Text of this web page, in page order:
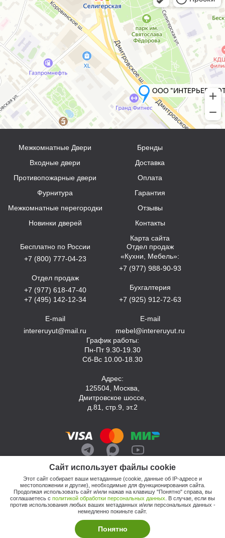
Сайт использует файлы cookie
Этот сайт собирает ваши метаданные (cookie, данные об IP-адресе и
местоположении и другие), необходимые для функционирования сайта.
Продолжая использовать сайт и/или нажав на клавишу "Понятно" справа, вы
соглашаетесь с политикой обработки персональных данных . В случае, если вы
против использования любых ваших метаданных и/или персональных данных -
немедленно покиньте сайт.
Понятно
Межкомнатные Двери
Входные двери
Противопожарные двери
Фурнитура
Межкомнатные перегородки
Новинки дверей
Бренды
Доставка
Оплата
Гарантия
Отзывы
Контакты
Карта сайта
Бесплатно по России
+7 (800) 777-04-23
Отдел продаж
+7 (977) 618-47-40
+7 (495) 142-12-34
E-mail
intereruyut@mail.ru
Отдел продаж
«Кухни, Мебель»:
+7 (977) 988-90-93
Бухгалтерия
+7 (925) 912-72-63
E-mail
mebel@intereruyut.ru
График работы:
Пн-Пт 9.30-19.30
Сб-Вс 10.00-18.30
Адрес:
125504, Москва,
Дмитровское шоссе,
д.81, стр.9, эт.2
© 2026, Компания «Интерьер Уют»
Политика обработки персональных данных
Этот сайт продвигает: Кузнецов Анатолий